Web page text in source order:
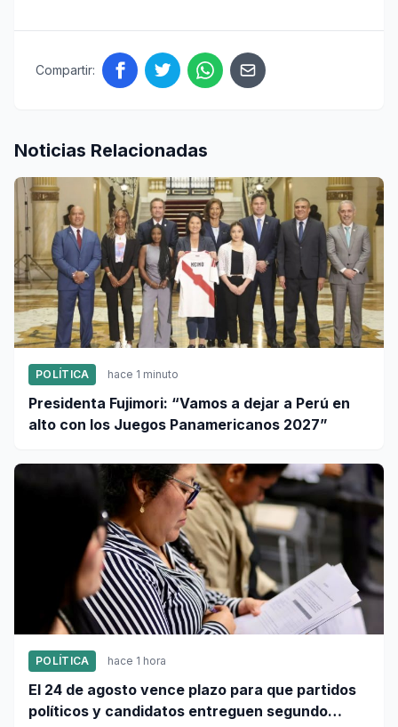
Compartir:
Noticias Relacionadas
POLÍTICA hace 1 minuto
Presidenta Fujimori: “Vamos a dejar a Perú en
alto con los Juegos Panamericanos 2027”
POLÍTICA hace 1 hora
El 24 de agosto vence plazo para que partidos
políticos y candidatos entreguen segundo